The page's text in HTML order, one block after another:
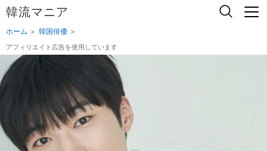
韓流マニア
ホーム 韓国俳優
アフィリエイト広告を使用しています